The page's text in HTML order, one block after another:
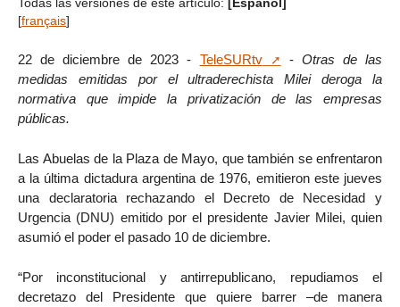
Todas las versiones de este artículo: [Español]
[français]
22 de diciembre de 2023 - TeleSURtv - Otras de las
medidas emitidas por el ultraderechista Milei deroga la
normativa que impide la privatización de las empresas
públicas.
Las Abuelas de la Plaza de Mayo, que también se enfrentaron
a la última dictadura argentina de 1976, emitieron este jueves
una declaratoria rechazando el Decreto de Necesidad y
Urgencia (DNU) emitido por el presidente Javier Milei, quien
asumió el poder el pasado 10 de diciembre.
“Por inconstitucional y antirrepublicano, repudiamos el
decretazo del Presidente que quiere barrer –de manera